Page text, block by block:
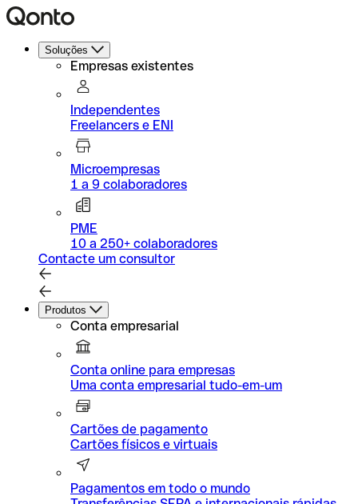
Soluções
Empresas existentes
Independentes
Freelancers e ENI
Microempresas
1 a 9 colaboradores
PME
10 a 250+ colaboradores
Contacte um consultor
Produtos
Conta empresarial
Conta online para empresas
Uma conta empresarial tudo-em-um
Cartões de pagamento
Cartões físicos e virtuais
Pagamentos em todo o mundo